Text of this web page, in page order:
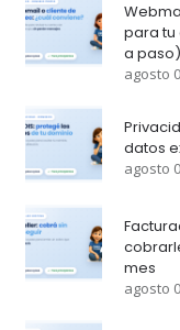
para
a paso)
agosto
datos
agosto
mes
agosto